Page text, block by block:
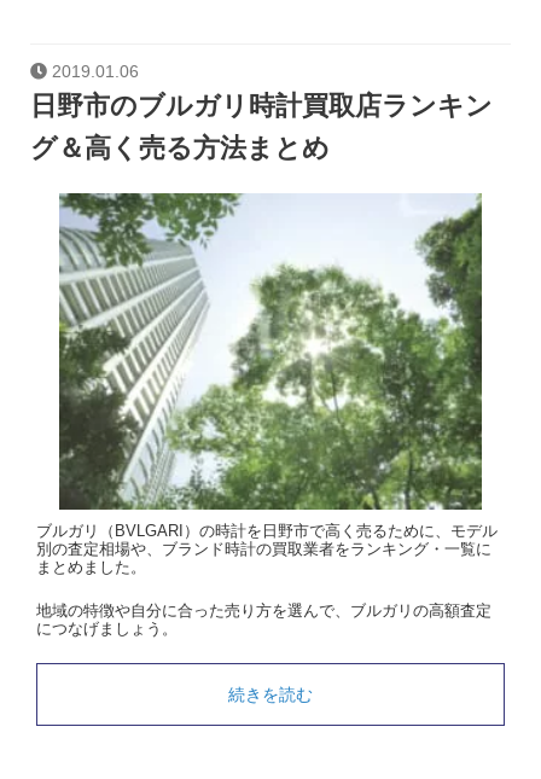
2019.01.06
日野市のブルガリ時計買取店ランキン
グ＆高く売る方法まとめ
ブルガリ（BVLGARI）の時計を日野市で高く売るために、モデル
別の査定相場や、ブランド時計の買取業者をランキング・一覧に
まとめました。
地域の特徴や自分に合った売り方を選んで、ブルガリの高額査定
につなげましょう。
続きを読む